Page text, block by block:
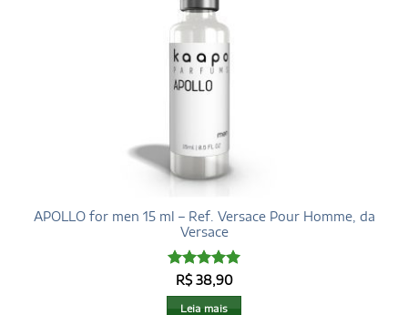
APOLLO for men 15 ml – Ref. Versace Pour Homme, da
Versace
Avaliação
4.97de 5
R$38,90
Leia mais